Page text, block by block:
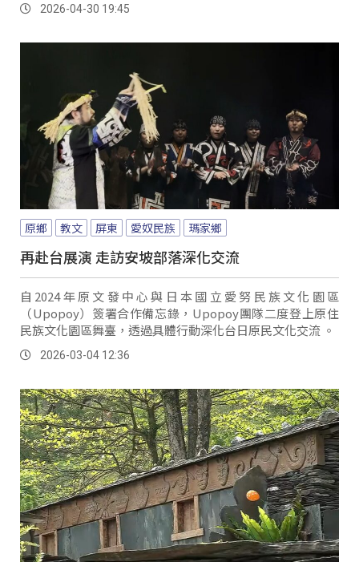
2026-04-30 19:45
原鄉 教文 屏東 愛奴民族 瑪家鄉
再赴台展演 走訪安坡部落深化交流
自2024年原文發中心與日本國立愛努民族文化園區
（Upopoy）簽署合作備忘錄，Upopoy團隊二度登上原住
民族文化園區舞臺，透過具體行動深化台日原民文化交流 。
2026-03-04 12:36